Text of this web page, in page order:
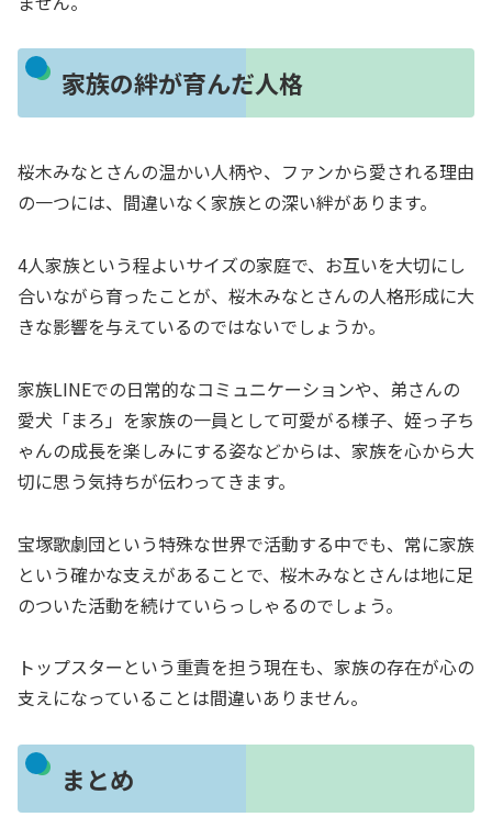
家族の絆が育んだ人格
桜木みなとさんの温かい人柄や、ファンから愛される理由
の一つには、間違いなく家族との深い絆があります。
4人家族という程よいサイズの家庭で、お互いを大切にし
合いながら育ったことが、桜木みなとさんの人格形成に大
きな影響を与えているのではないでしょうか。
家族LINEでの日常的なコミュニケーションや、弟さんの
愛犬「まろ」を家族の一員として可愛がる様子、姪っ子ち
ゃんの成長を楽しみにする姿などからは、家族を心から大
切に思う気持ちが伝わってきます。
宝塚歌劇団という特殊な世界で活動する中でも、常に家族
という確かな支えがあることで、桜木みなとさんは地に足
のついた活動を続けていらっしゃるのでしょう。
トップスターという重責を担う現在も、家族の存在が心の
支えになっていることは間違いありません。
まとめ